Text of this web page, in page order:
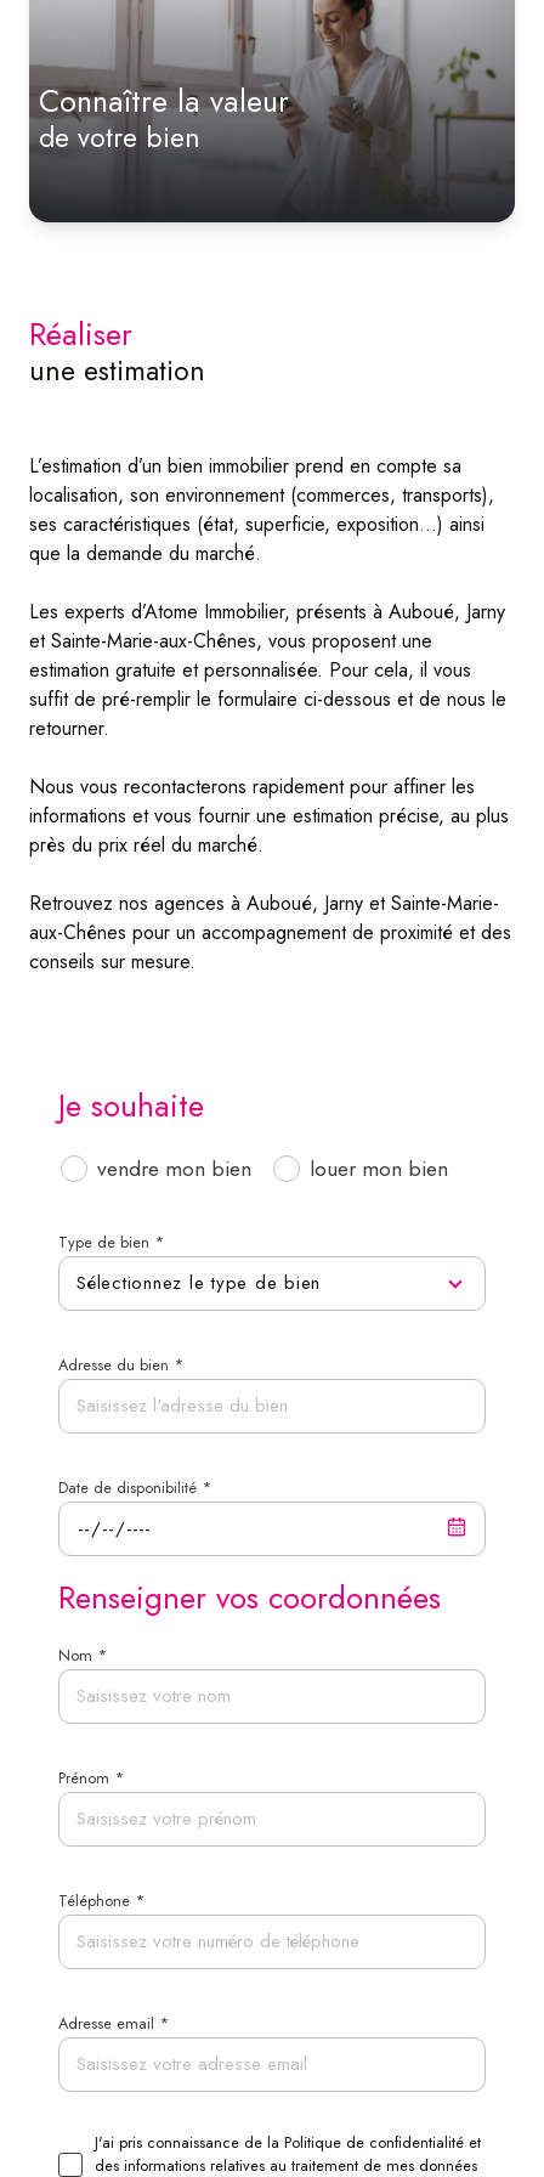
services
connaître la valeur
de votre bien
Réaliser
une estimation
L’estimation d’un bien immobilier prend en compte sa
localisation, son environnement (commerces, transports),
ses caractéristiques (état, superficie, exposition…) ainsi
que la demande du marché.
Les experts d’Atome Immobilier, présents à Auboué, Jarny
et Sainte-Marie-aux-Chênes, vous proposent une
estimation gratuite et personnalisée. Pour cela, il vous
suffit de pré-remplir le formulaire ci-dessous et de nous le
retourner.
Nous vous recontacterons rapidement pour affiner les
informations et vous fournir une estimation précise, au plus
près du prix réel du marché.
Retrouvez nos agences à Auboué, Jarny et Sainte-Marie-
aux-Chênes pour un accompagnement de proximité et des
conseils sur mesure.
Je souhaite
vendre mon bien louer mon bien
Type de bien *
Sélectionnez le type de bien
Adresse du bien *
Date de disponibilité *
Renseigner vos coordonnées
Nom *
Prénom *
Téléphone *
Adresse email *
J'ai pris connaissance de la Politique de confidentialité et
des informations relatives au traitement de mes données